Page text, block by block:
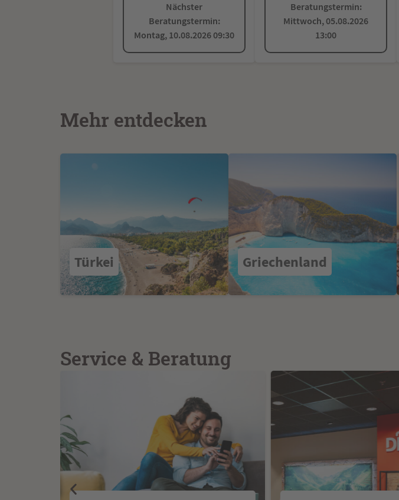
Nächster
Beratungstermin:
Montag, 10.08.2026 09:30
Beratungstermin:
Mittwoch, 05.08.2026
13:00
Mehr entdecken
Türkei Griechenland
Service & Beratung